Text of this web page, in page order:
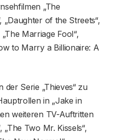
„The
„Daughter of the Streets“,
Marriage Fool“,
to Marry a Billionaire: A
der Serie „Thieves“ zu
in „Jake in
weiteren TV-Auftritten
„The Two Mr. Kissels“,